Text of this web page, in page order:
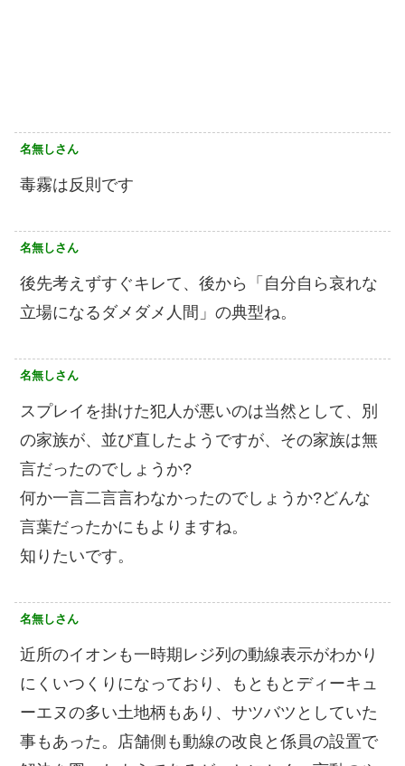
名無しさん
毒霧は反則です
名無しさん
後先考えずすぐキレて、後から「自分自ら哀れな
立場になるダメダメ人間」の典型ね。
名無しさん
スプレイを掛けた犯人が悪いのは当然として、別
の家族が、並び直したようですが、その家族は無
言だったのでしょうか?
何か一言二言言わなかったのでしょうか?どんな
言葉だったかにもよりますね。
知りたいです。
名無しさん
近所のイオンも一時期レジ列の動線表示がわかり
にくいつくりになっており、もともとディーキュ
ーエヌの多い土地柄もあり、サツバツとしていた
事もあった。店舗側も動線の改良と係員の設置で